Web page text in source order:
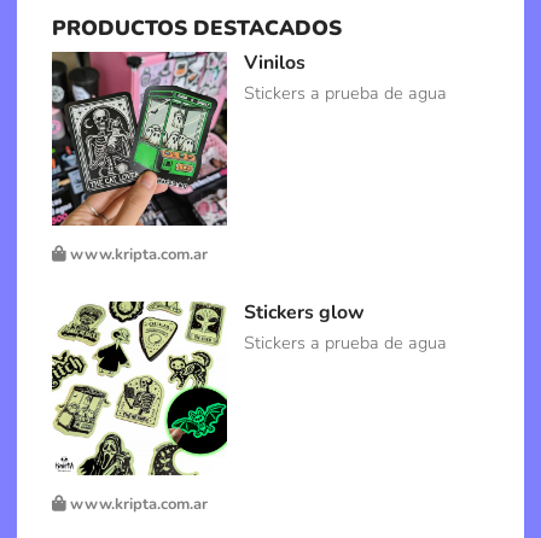
PRODUCTOS DESTACADOS
Vinilos
Stickers a prueba de agua
www.kripta.com.ar
Stickers glow
Stickers a prueba de agua
www.kripta.com.ar